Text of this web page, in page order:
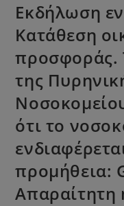
Εκδήλωση
Κατάθεση
προσφοράς.
της
ότι το
προμήθεια:
Απαραίτητη